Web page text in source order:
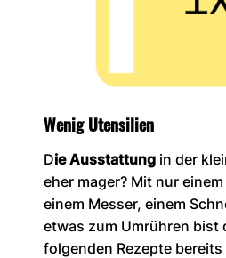
Wenig Utensilien
Die Ausstattung in der
eher mager? Mit nur
einem Messer, einem
etwas zum Umrühren bist
folgenden Rezepte